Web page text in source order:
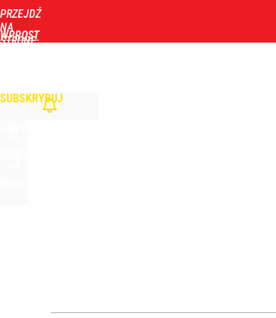
PRZEJDŹ
NA
STRONĘ
WPROST
SUBSKRYBUJ
dodaj